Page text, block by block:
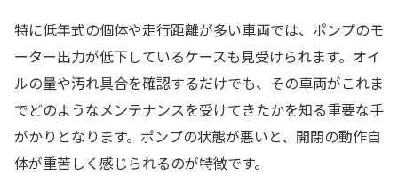
特に低年式の個体や走行距離が多い車両では、ポンプのモ
ーター出力が低下しているケースも見受けられます。オイ
ルの量や汚れ具合を確認するだけでも、その車両がこれま
でどのようなメンテナンスを受けてきたかを知る重要な手
がかりとなります。ポンプの状態が悪いと、開閉の動作自
体が重苦しく感じられるのが特徴です。